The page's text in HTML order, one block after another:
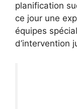
planification
ce jour une
équipes
d’intervention